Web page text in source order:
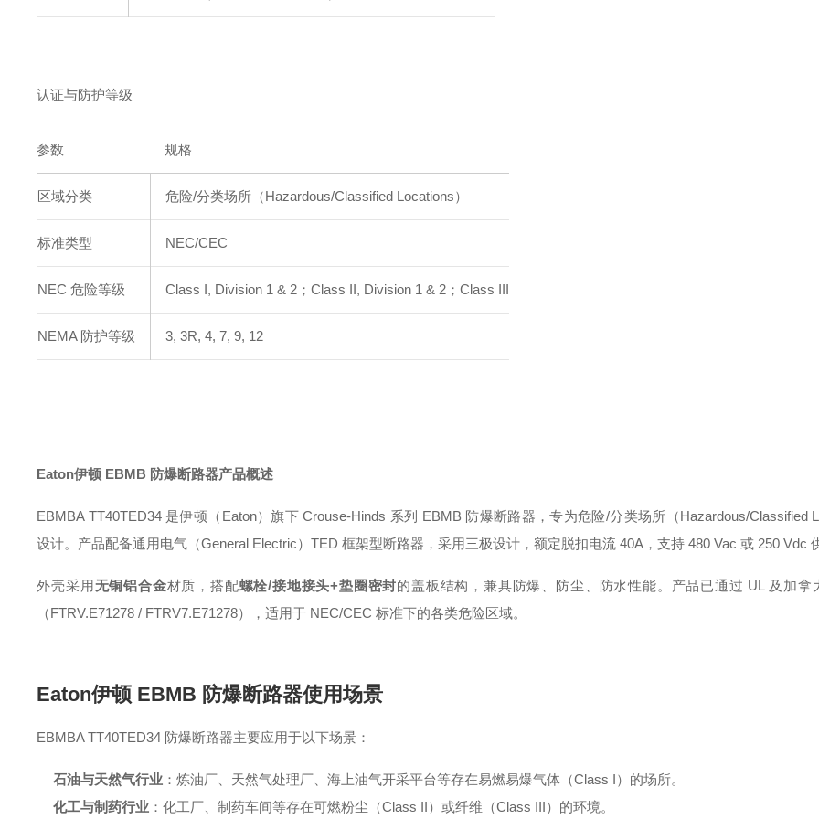
认证与防护等级
参数 规格
区域分类 危险/分类场所（Hazardous/Classified Locations）
标准类型 NEC/CEC
NEC 危险等级 Class I, Division 1 & 2；Class II, Division 1 & 2；Class III
NEMA 防护等级 3, 3R, 4, 7, 9, 12
Eaton伊顿 EBMB 防爆断路器产品概述
EBMBA TT40TED34 是伊顿（Eaton）旗下 Crouse-Hinds 系列 EBMB 防爆断路器，专为危险/分类场所（Hazardous/Classified
设计。产品配备通用电气（General Electric）TED 框架型断路器，采用三极设计，额定脱扣电流 40A，支持 480 Vac 或 250 Vdc
外壳采用无铜铝合金材质，搭配螺栓/接地接头+垫圈密封的盖板结构，兼具防爆、防尘、防水性能。产品已通过 UL 及加拿
（FTRV.E71278 / FTRV7.E71278），适用于 NEC/CEC 标准下的各类危险区域。
Eaton伊顿 EBMB 防爆断路器使用场景
EBMBA TT40TED34 防爆断路器主要应用于以下场景：
石油与天然气行业 ：炼油厂、天然气处理厂、海上油气开采平台等存在易燃易爆气体（Class I）的场所。
化工与制药行业 ：化工厂、制药车间等存在可燃粉尘（Class II）或纤维（Class III）的环境。